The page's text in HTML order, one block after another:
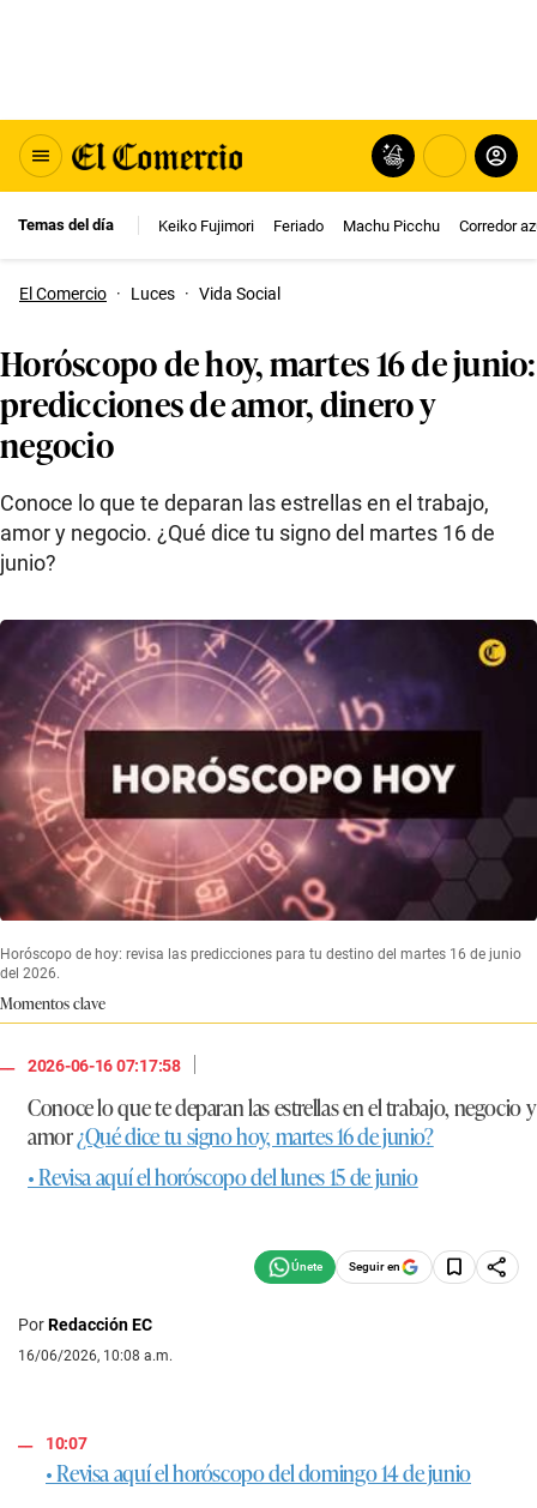
Temas del día Keiko Fujimori Feriado Machu Picchu Corredor
El Comercio · Luces · Vida Social
Horóscopo de hoy, martes 16 de junio:
predicciones de amor, dinero y
negocio
Conoce lo que te deparan las estrellas en el trabajo,
amor y negocio. ¿Qué dice tu signo del martes 16 de
junio?
Horóscopo de hoy: revisa las predicciones para tu destino del martes 16 de junio
del 2026.
Momentos clave
2026-06-16 07:17:58
|
Conoce lo que te deparan las estrellas en el trabajo, negocio y
amor¿Qué dice tu signo hoy, martes 16 de junio?
• Revisa aquí el horóscopo del lunes 15 de junio
Seguir en
PorRedacción EC
16/06/2026, 10:08 a.m.
10:07
• Revisa aquí el horóscopo del domingo 14 de junio